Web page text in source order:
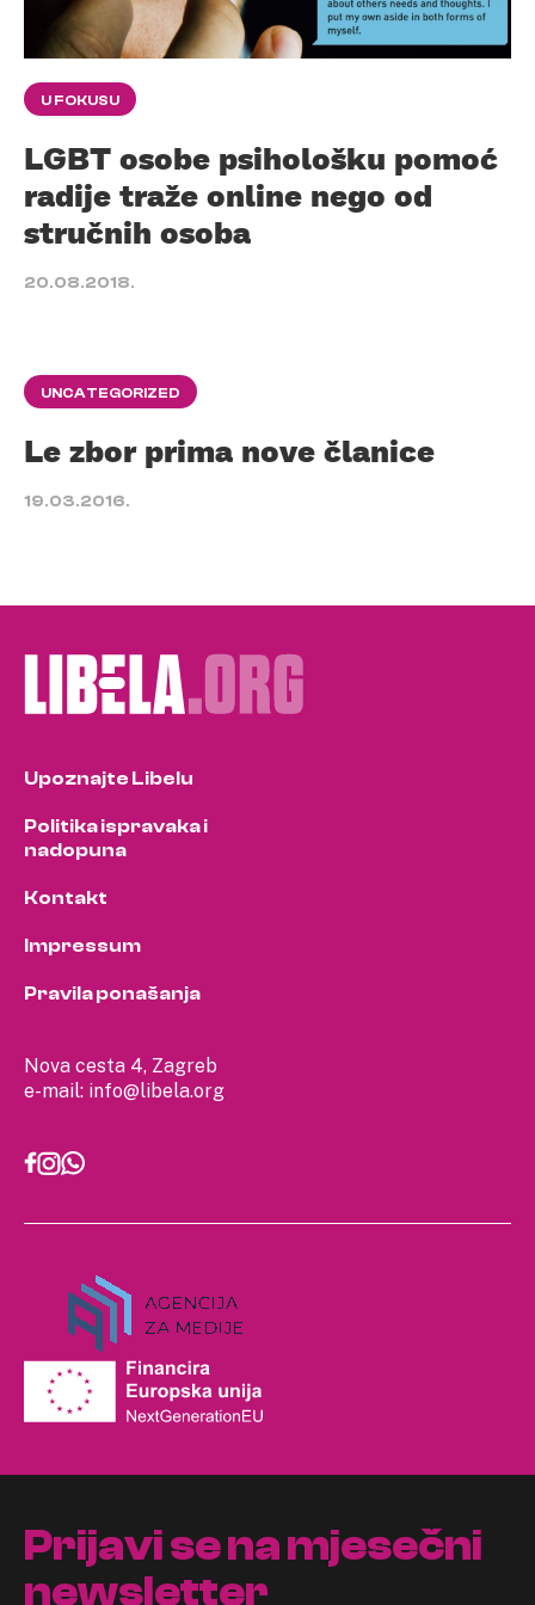
U FOKUSU
LGBT osobe psihološku pomoć
radije traže online nego od
stručnih osoba
20.08.2018.
UNCATEGORIZED
Le zbor prima nove članice
19.03.2016.
Nova cesta 4, Zagreb
e-mail: info@libela.org
Upoznajte Libelu
Politika ispravaka i
nadopuna
Kontakt
Impressum
Pravila ponašanja
Prijavi se na mjesečni
newsletter